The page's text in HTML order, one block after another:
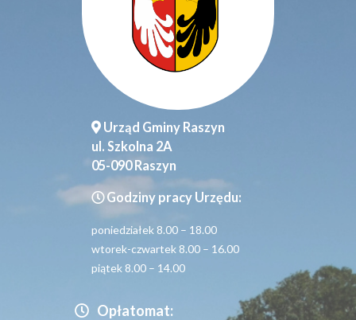
Urząd Gminy Raszyn
ul. Szkolna 2A
05-090 Raszyn
Godziny pracy Urzędu:
poniedziałek 8.00 – 18.00
wtorek-czwartek 8.00 – 16.00
piątek 8.00 – 14.00
Opłatomat: